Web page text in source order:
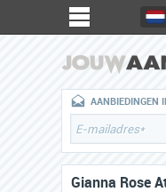
AANBIEDINGEN
Gianna Rose